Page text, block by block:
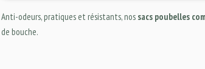
Anti-odeurs, pratiques et résistants, nos sacs poubelles
de bouche.